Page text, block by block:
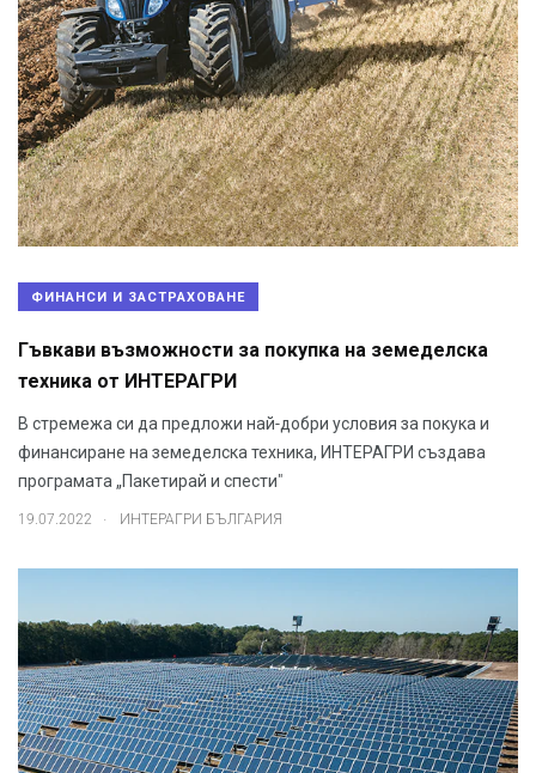
ФИНАНСИ И ЗАСТРАХОВАНЕ
Гъвкави възможности за покупка на земеделска
техника от ИНТЕРАГРИ
В стремежа си да предложи най-добри условия за покука и
финансиране на земеделска техника, ИНТЕРАГРИ създава
програмата „Пакетирай и спести"
19.07.2022 . ИНТЕРАГРИ БЪЛГАРИЯ